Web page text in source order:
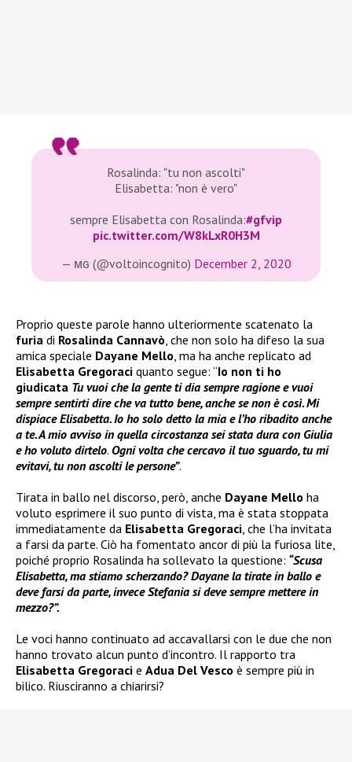
Rosalinda: "tu non ascolti"
Elisabetta: "non è vero"
sempre Elisabetta con Rosalinda:#gfvip
pic.twitter.com/W8kLxR0H3M
— ᴍɢ (@voltoincognito) December 2, 2020
Proprio queste parole hanno ulteriormente scatenato la
furia di Rosalinda Cannavò, che non solo ha difeso la sua
amica speciale Dayane Mello, ma ha anche replicato ad
Elisabetta Gregoraci quanto segue: “Io non ti ho
giudicata Tu vuoi che la gente ti dia sempre ragione e vuoi
sempre sentirti dire che va tutto bene, anche se non è così. Mi
dispiace Elisabetta. Io ho solo detto la mia e l’ho ribadito anche
a te. A mio avviso in quella circostanza sei stata dura con Giulia
e ho voluto dirtelo. Ogni volta che cercavo il tuo sguardo, tu mi
evitavi, tu non ascolti le persone”.
Tirata in ballo nel discorso, però, anche Dayane Mello ha
voluto esprimere il suo punto di vista, ma è stata stoppata
immediatamente da Elisabetta Gregoraci, che l’ha invitata
a farsi da parte. Ciò ha fomentato ancor di più la furiosa lite,
poiché proprio Rosalinda ha sollevato la questione: “Scusa
Elisabetta, ma stiamo scherzando? Dayane la tirate in ballo e
deve farsi da parte, invece Stefania si deve sempre mettere in
mezzo?”.
Le voci hanno continuato ad accavallarsi con le due che non
hanno trovato alcun punto d’incontro. Il rapporto tra
Elisabetta Gregoraci e Adua Del Vesco è sempre più in
bilico. Riusciranno a chiarirsi?